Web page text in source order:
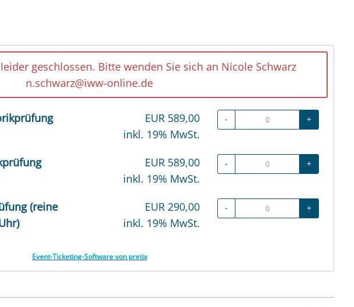
geschlossen. Bitte wenden Sie sich an Nicole Schwarz
n.schwarz@iww-online.de
EUR 589,00
inkl. 19% MwSt.
- +
EUR 589,00
inkl. 19% MwSt.
- +
(reine
EUR 290,00
inkl. 19% MwSt.
- +
Event-Ticketing-Software von pretix